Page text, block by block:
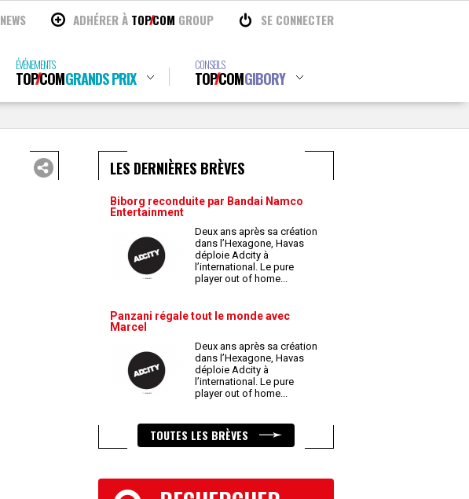
NEWS ADHÉRER À TOPCOM GROUP SE CONNECTER
ÉVÉNEMENTS
TOPCOMGRANDS PRIX
CONSEILS
TOPCOMGIBORY
LES DERNIÈRES BRÈVES
Biborg reconduite par Bandai Namco
Entertainment
Deux ans après sa création
dans l’Hexagone, Havas
déploie Adcity à
l’international. Le pure
player out of home...
Panzani régale tout le monde avec
Marcel
Deux ans après sa création
dans l’Hexagone, Havas
déploie Adcity à
l’international. Le pure
player out of home...
TOUTES LES BRÈVES